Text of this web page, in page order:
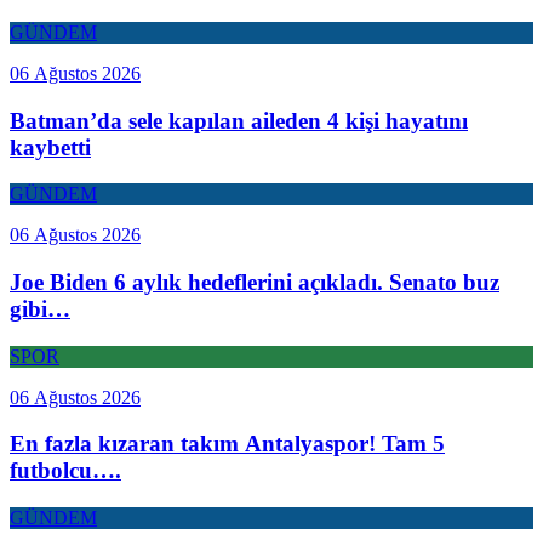
GÜNDEM
06 Ağustos 2026
Batman’da sele kapılan aileden 4 kişi hayatını
kaybetti
GÜNDEM
06 Ağustos 2026
Joe Biden 6 aylık hedeflerini açıkladı. Senato buz
gibi…
SPOR
06 Ağustos 2026
En fazla kızaran takım Antalyaspor! Tam 5
futbolcu….
GÜNDEM